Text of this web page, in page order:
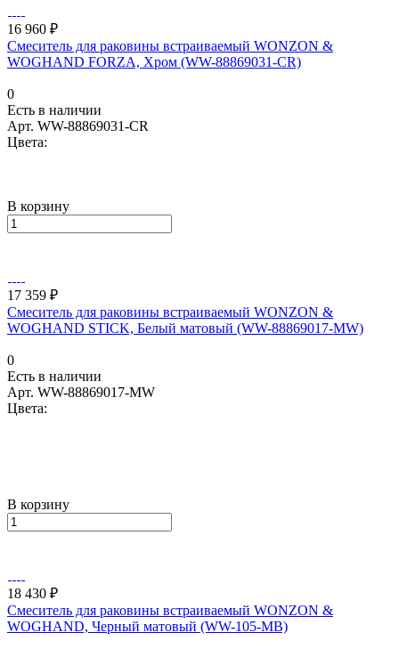
16 960 ₽
Смеситель для раковины встраиваемый WONZON &
WOGHAND FORZA, Хром (WW-88869031-CR)
0
Есть в наличии
Арт. WW-88869031-CR
Цвета:
В корзину
17 359 ₽
Смеситель для раковины встраиваемый WONZON &
WOGHAND STICK, Белый матовый (WW-88869017-MW)
0
Есть в наличии
Арт. WW-88869017-MW
Цвета:
В корзину
18 430 ₽
Смеситель для раковины встраиваемый WONZON &
WOGHAND, Черный матовый (WW-105-MB)